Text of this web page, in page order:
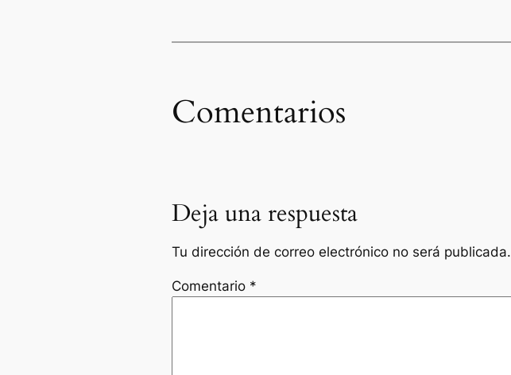
Comentarios
Deja una respuesta
Tu dirección de correo electrónico no será publicada.
Comentario *